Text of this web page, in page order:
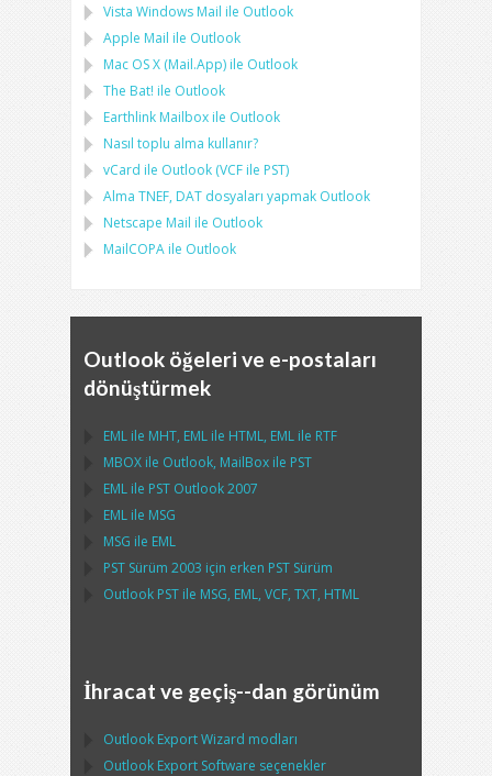
Vista Windows Mail ile Outlook
Apple Mail ile Outlook
Mac OS X (Mail.App) ile Outlook
The Bat! ile Outlook
Earthlink Mailbox ile Outlook
Nasıl toplu alma kullanır?
vCard ile Outlook (VCF ile PST)
Alma TNEF, DAT dosyaları yapmak Outlook
Netscape Mail ile Outlook
MailCOPA ile Outlook
Outlook öğeleri ve e-postaları
dönüştürmek
EML ile MHT, EML ile HTML, EML ile RTF
MBOX ile Outlook, MailBox ile PST
EML ile PST Outlook2007
EML ile MSG
MSG ile EML
PST Sürüm 2003 için erken PST Sürüm
Outlook PST ile MSG, EML, VCF, TXT, HTML
İhracat ve geçiş--dan görünüm
Outlook Export Wizard modları
Outlook Export Software seçenekler